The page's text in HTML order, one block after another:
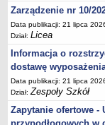
Zarządzenie nr 10/
Data publikacji: 21 lipca
Dział:Licea
Informacja o
dostawę
Data publikacji: 21 lipca
Dział:Zespoły Szkół
Zapytanie ofertowe -